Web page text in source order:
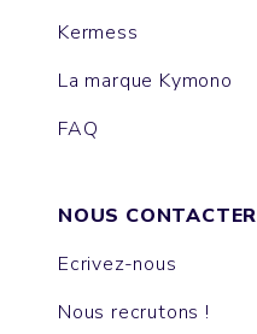
Kermess
La marque Kymono
FAQ
NOUS CONTACTER
Ecrivez-nous
Nous recrutons !